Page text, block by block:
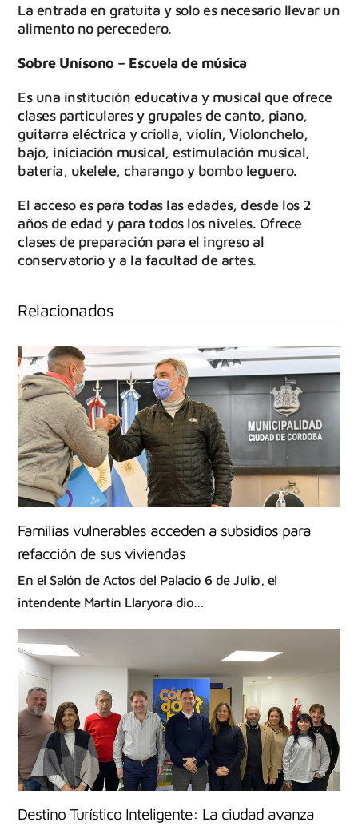
La entrada en gratuita y solo es necesario llevar un
alimento no perecedero.
Sobre Unísono – Escuela de música
Es una institución educativa y musical que ofrece
clases particulares y grupales de canto, piano,
guitarra eléctrica y criolla, violín, Violonchelo,
bajo, iniciación musical, estimulación musical,
batería, ukelele, charango y bombo leguero.
El acceso es para todas las edades, desde los 2
años de edad y para todos los niveles. Ofrece
clases de preparación para el ingreso al
conservatorio y a la facultad de artes.
Relacionados
Familias vulnerables acceden a subsidios para
refacción de sus viviendas
En el Salón de Actos del Palacio 6 de Julio, el
intendente Martín Llaryora dio…
Destino Turístico Inteligente: La ciudad avanza